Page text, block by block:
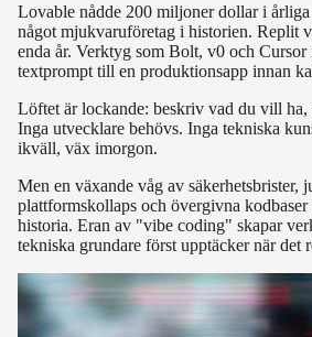
Lovable nådde 200 miljoner dollar i årliga
något mjukvaruföretag i historien. Replit
enda år. Verktyg som Bolt, v0 och Cursor
textprompt till en produktionsapp innan
Löftet är lockande: beskriv vad du vill ha,
Inga utvecklare behövs. Inga tekniska
ikväll, väx imorgon.
Men en växande våg av säkerhetsbrister,
plattformskollaps och övergivna kodbaser
historia. Eran av "vibe coding" skapar
tekniska grundare först upptäcker när det